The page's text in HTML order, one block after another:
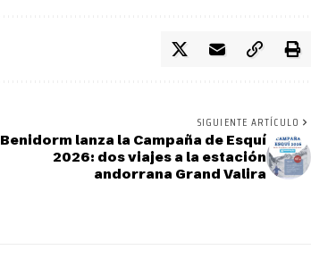
SIGUIENTE ARTÍCULO
Benidorm lanza la Campaña de Esquí
2026: dos viajes a la estación
andorrana Grand Valira